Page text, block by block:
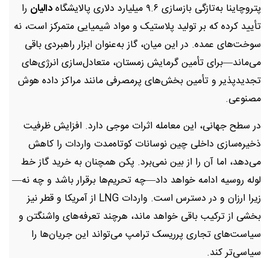
پتروچاینا به‌تازگی بازسازی ۹.۶ میلیارد دلاری پالایشگاه
دالیان را
تأیید کرده که بر تولید پلاستیک و مواد شیمیایی متمرکز است، نه
سوخت‌های عمده. در این میان، گاز به‌عنوان ابزار راهبردی باقی
می‌ماند—برای تأمین گرمایش زمستان، متعادل‌سازی انرژی‌های
تجدیدپذیر و تأمین بخش‌های پرمصرفی مانند مراکز داده هوش
مصنوعی.
در سطح جهانی، این معامله اثرات موجی دارد. افزایش ظرفیت
ذخیره‌سازی داخلی چین نوسانات کوتاه‌مدت واردات را کاهش
می‌دهد، اما آن را از بین نمی‌برد. پکن همچنان به خرید گاز خط
لوله روسیه ادامه خواهد داد—چه تحریم‌ها برقرار باشد و چه نه—
زیرا ارزان و در دسترس است. واردات LNG از آمریکا و قطر نیز
بخشی از ترکیب باقی خواهد ماند، هرچند تعرفه‌های واشنگتن و
سیاست‌های تجاری پرریسک ترامپ می‌تواند این جریان‌ها را
سیاسی‌تر کند.